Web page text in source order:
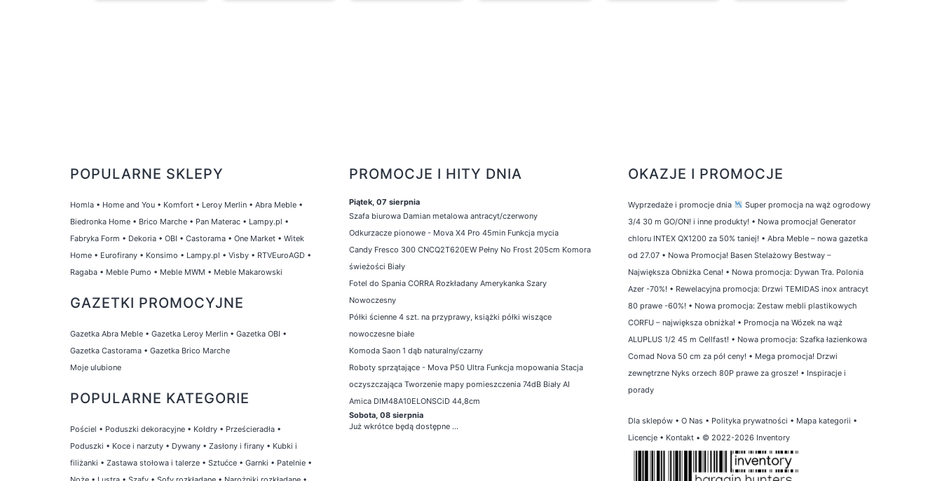
POPULARNE SKLEPY
Homla • Home and You • Komfort • Leroy Merlin • Abra Meble •
Biedronka Home • Brico Marche • Pan Materac • Lampy.pl •
Fabryka Form • Dekoria • OBI • Castorama • One Market • Witek
Home • Eurofirany • Konsimo • Lampy.pl • Visby • RTVEuroAGD •
Ragaba • Meble Pumo • Meble MWM • Meble Makarowski
GAZETKI PROMOCYJNE
Gazetka Abra Meble • Gazetka Leroy Merlin • Gazetka OBI •
Gazetka Castorama • Gazetka Brico Marche
Moje ulubione
POPULARNE KATEGORIE
Pościel • Poduszki dekoracyjne • Kołdry • Prześcieradła •
Poduszki • Koce i narzuty • Dywany • Zasłony i firany • Kubki i
filiżanki • Zastawa stołowa i talerze • Sztućce • Garnki • Patelnie •
PROMOCJE I HITY DNIA
Piątek, 07 sierpnia
Szafa biurowa Damian metalowa antracyt/czerwony
Odkurzacze pionowe - Mova X4 Pro 45min Funkcja mycia
Candy Fresco 300 CNCQ2T620EW Pełny No Frost 205cm Komora
świeżości Biały
Fotel do Spania CORRA Rozkładany Amerykanka Szary
Nowoczesny
Półki ścienne 4 szt. na przyprawy, książki półki wiszące
nowoczesne białe
Komoda Saon 1 dąb naturalny/czarny
Roboty sprzątające - Mova P50 Ultra Funkcja mopowania Stacja
oczyszczająca Tworzenie mapy pomieszczenia 74dB Biały AI
Amica DIM48A10ELONSCiD 44,8cm
Sobota, 08 sierpnia
Już wkrótce będą dostępne ...
OKAZJE I PROMOCJE
Wyprzedaże i promocje dnia
Super promocja na wąż ogrodowy
3/4 30 m GO/ON! i inne produkty! • Nowa promocja! Generator
chloru INTEX QX1200 za 50% taniej! • Abra Meble – nowa gazetka
od 27.07 • Nowa Promocja! Basen Stelażowy Bestway –
Największa Obniżka Cena! • Nowa promocja: Dywan Tra. Polonia
Azer -70%! • Rewelacyjna promocja: Drzwi TEMIDAS inox antracyt
80 prawe -60%! • Nowa promocja: Zestaw mebli plastikowych
CORFU – największa obniżka! • Promocja na Wózek na wąż
ALUPLUS 1/2 45 m Cellfast! • Nowa promocja: Szafka łazienkowa
Comad Nova 50 cm za pół ceny! • Mega promocja! Drzwi
zewnętrzne Nyks orzech 80P prawe za grosze! • Inspiracje i
porady
Dla sklepów • O Nas • Polityka prywatności • Mapa kategorii •
Licencje • Kontakt • © 2022-2026 Inventory